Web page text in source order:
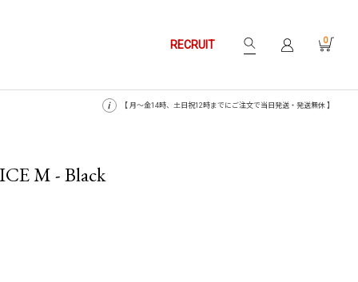
RECRUIT 0
【 月〜金14時、土日祝12時までにご注文で当日発送・発送無休 】
M - Black